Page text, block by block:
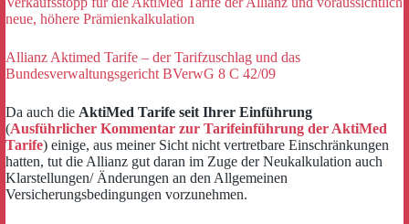
neue, höhere Prämienkalkulation
Allianz Aktimed Tarife – der Tarifzuschlag und das
Bundesverwaltungsgericht BVerwG 8 C 42/09
Da auch die AktiMed Tarife seit Ihrer Einführung
(Ausführlicher Kommentar zur Tarifeinführung der AktiMed
Tarife) einige, aus meiner Sicht nicht vertretbare Einschränkungen
hatten, tut die Allianz gut daran im Zuge der Neukalkulation auch
Klarstellungen/ Änderungen an den Allgemeinen
Versicherungsbedingungen vorzunehmen.